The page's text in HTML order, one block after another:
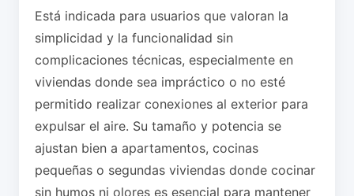
Está indicada para usuarios que valoran la
simplicidad y la funcionalidad sin
complicaciones técnicas, especialmente en
viviendas donde sea impráctico o no esté
permitido realizar conexiones al exterior para
expulsar el aire. Su tamaño y potencia se
ajustan bien a apartamentos, cocinas
pequeñas o segundas viviendas donde cocinar
sin humos ni olores es esencial para mantener